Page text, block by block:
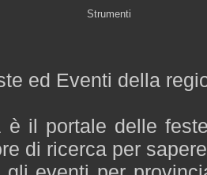
Strumenti
ed Eventi della
è il portale delle
di ricerca per